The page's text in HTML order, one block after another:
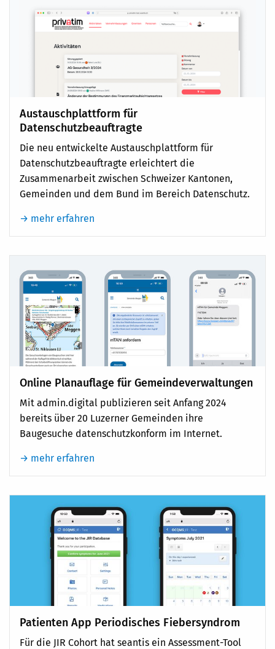
Austauschplattform für
Datenschutzbeauftragte
Die neu entwickelte Austauschplattform für
Datenschutzbeauftragte erleichtert die
Zusammenarbeit zwischen Schweizer Kantonen,
Gemeinden und dem Bund im Bereich Datenschutz.
→ mehr erfahren
Online Planauflage für Gemeindeverwaltungen
Mit admin.digital publizieren seit Anfang 2024
bereits über 20 Luzerner Gemeinden ihre
Baugesuche datenschutzkonform im Internet.
→ mehr erfahren
Patienten App Periodisches Fiebersyndrom
Für die JIR Cohort hat seantis ein Assessment-Tool